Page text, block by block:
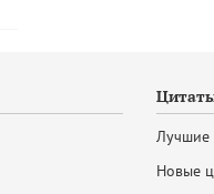
Лучшие
Новые